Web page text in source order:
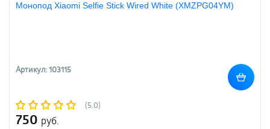
Монопод Xiaomi Selfie Stick Wired White (XMZPG04YM)
Артикул: 103115
(5.0)
750 руб.